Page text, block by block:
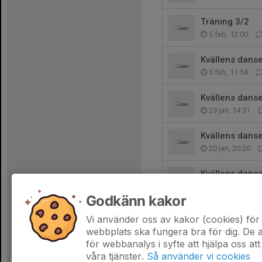
Träning 3/2
5 feb, 12:00
Kvällens
5 feb, 11:54
Kvällens
29 jan, 14:31
Kvällens
20 jan, 20:20
Kvällens
18 nov 2025
Godkänn kakor
Vi använder oss av kakor (cookies)
webbplats ska fungera bra för dig. De
för webbanalys i syfte att hjälpa oss
våra tjänster. Så använder vi cookies